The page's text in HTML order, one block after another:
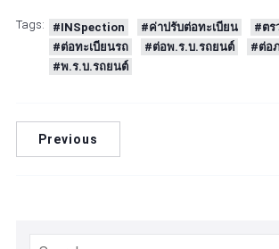
Tags: #INSpection #ค่าปรับต่อทะเบียน
#ตร
#ต่อทะเบียนรถ
#ต่อพ.ร.บ.รถยนต์
#ต่อ
#พ.ร.บ.รถยนต์
Previous